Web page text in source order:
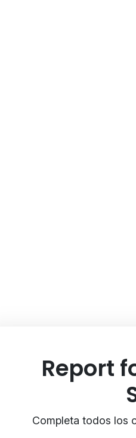
Report
Completa todos los